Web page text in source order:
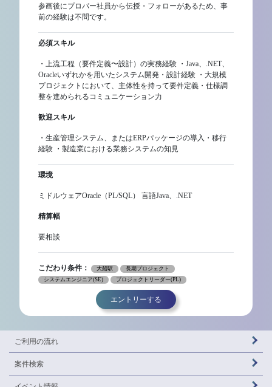
参画後にプロパー社員から伝授・フォローがあるため、事
前の経験は不問です。
必須スキル
・上流工程（要件定義〜設計）の実務経験 ・Java、.NET、
Oracleいずれかを用いたシステム開発・設計経験 ・大規模
プロジェクトにおいて、主体性を持って要件定義・仕様調
整を進められるコミュニケーション力
歓迎スキル
・生産管理システム、またはERPパッケージの導入・移行
経験 ・製造業における業務システムの知見
環境
ミドルウェアOracle（PL/SQL） 言語Java、.NET
精算幅
要相談
こだわり条件： 大船駅
長期プロジェクト
システムエンジニア(SE)
プロジェクトリーダー(PL)
エントリーする
ご利用の流れ
案件検索